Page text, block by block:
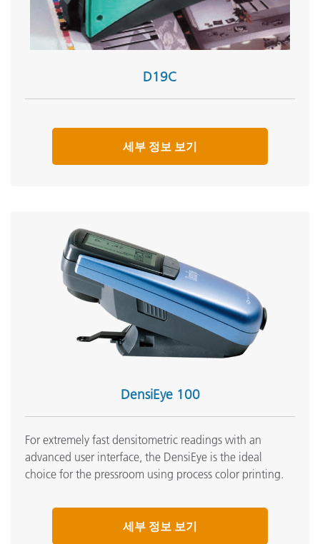
D19C
세부 정보 보기
DensiEye 100
For extremely fast densitometric readings with an
advanced user interface, the DensiEye is the ideal
choice for the pressroom using process color printing.
세부 정보 보기